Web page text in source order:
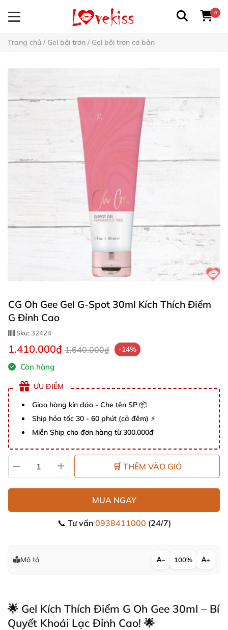
0
Trang chủ / Gel bôi trơn / Gel bôi trơn cơ bản
CG Oh Gee Gel G-Spot 30ml Kích Thích Điểm
G Đỉnh Cao
Sku:32424
1.410.000₫ 1.640.000₫ -14%
Còn hàng
ƯU ĐIỂM
Giao hàng kín đáo - Che tên SP 📦
Ship hỏa tốc 30 - 60 phút (cả đêm) ⚡
Miễn Ship cho đơn hàng từ 300.000đ
🛒 THÊM VÀO GIỎ
MUA NGAY
📞 Tư vấn 0938411000 (24/7)
Mô tả − 100% +
🌟 Gel Kích Thích Điểm G Oh Gee 30ml – Bí
Quyết Khoái Lạc Đỉnh Cao! 🌟